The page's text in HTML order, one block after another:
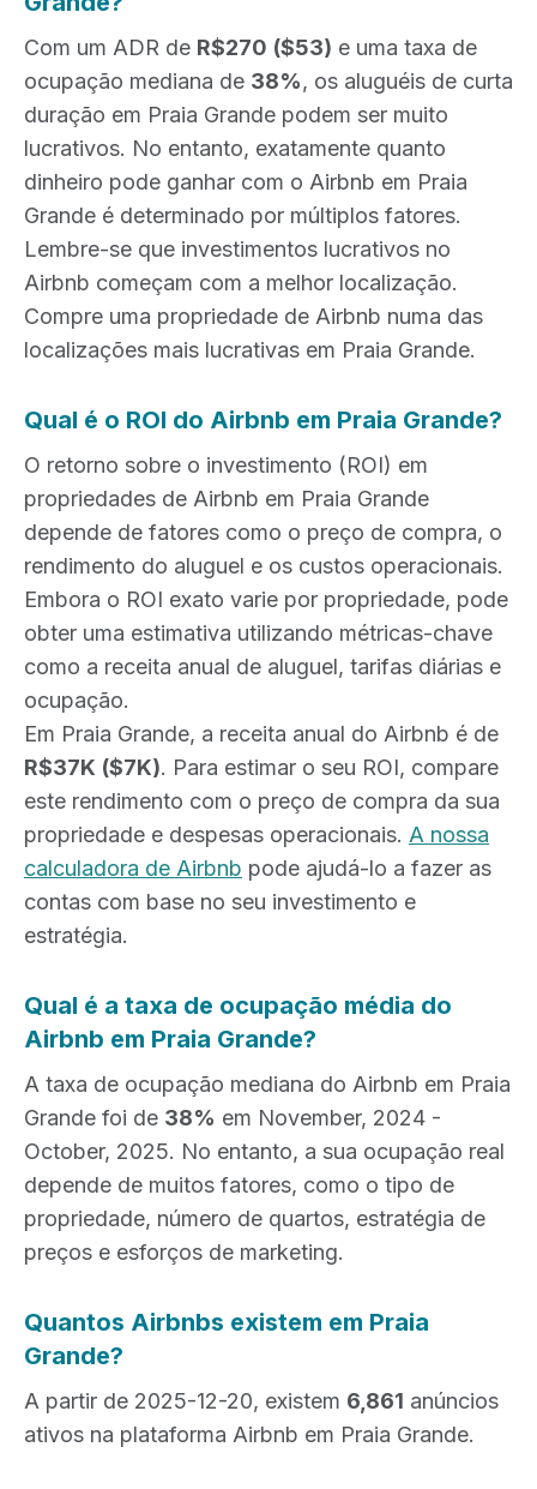
Com um ADR de R$270 ($53) e uma taxa de
ocupação mediana de 38%, os aluguéis de curta
duração em Praia Grande podem ser muito
lucrativos. No entanto, exatamente quanto
dinheiro pode ganhar com o Airbnb em Praia
Grande é determinado por múltiplos fatores.
Lembre-se que investimentos lucrativos no
Airbnb começam com a melhor localização.
Compre uma propriedade de Airbnb numa das
localizações mais lucrativas em Praia Grande.
Qual é o ROI do Airbnb em Praia Grande?
O retorno sobre o investimento (ROI) em
propriedades de Airbnb em Praia Grande
depende de fatores como o preço de compra, o
rendimento do aluguel e os custos operacionais.
Embora o ROI exato varie por propriedade, pode
obter uma estimativa utilizando métricas-chave
como a receita anual de aluguel, tarifas diárias e
ocupação.
Em Praia Grande, a receita anual do Airbnb é de
R$37K ($7K). Para estimar o seu ROI, compare
este rendimento com o preço de compra da sua
propriedade e despesas operacionais. A nossa
calculadora de Airbnb pode ajudá-lo a fazer as
contas com base no seu investimento e
estratégia.
Qual é a taxa de ocupação média do
Airbnb em Praia Grande?
A taxa de ocupação mediana do Airbnb em Praia
Grande foi de 38% em November, 2024 -
October, 2025. No entanto, a sua ocupação real
depende de muitos fatores, como o tipo de
propriedade, número de quartos, estratégia de
preços e esforços de marketing.
Quantos Airbnbs existem em Praia
Grande?
A partir de 2025-12-20, existem 6,861 anúncios
ativos na plataforma Airbnb em Praia Grande.